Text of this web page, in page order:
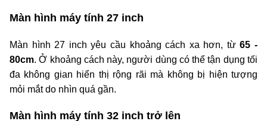
Màn hình máy tính 27 inch
Màn hình 27 inch yêu cầu khoảng cách xa hơn, từ 65 -
80cm. Ở khoảng cách này, người dùng có thể tận dụng tối
đa không gian hiển thị rộng rãi mà không bị hiện tượng
mỏi mắt do nhìn quá gần.
Màn hình máy tính 32 inch trở lên